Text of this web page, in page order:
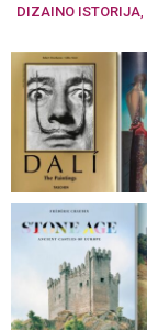
DIZAINO ISTORIJA